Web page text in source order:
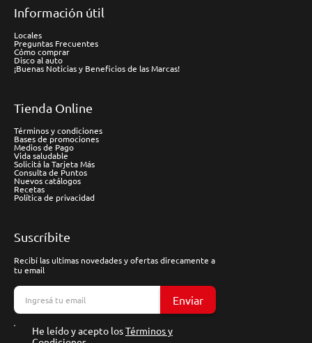
Información útil
Locales
Preguntas Frecuentes
Cómo comprar
Disco al auto
¡Buenas Noticias y Beneficios de las Marcas!
Tienda Online
Términos y condiciones
Bases de promociones
Medios de Pago
Vida saludable
Solicitá la Tarjeta Más
Consulta de Puntos
Nuevos catálogos
Recetas
Política de privacidad
Suscríbite
Recibí las ultimas novedades y ofertas direcamente a
tu email
Enviar
He leído y acepto losTérminos y